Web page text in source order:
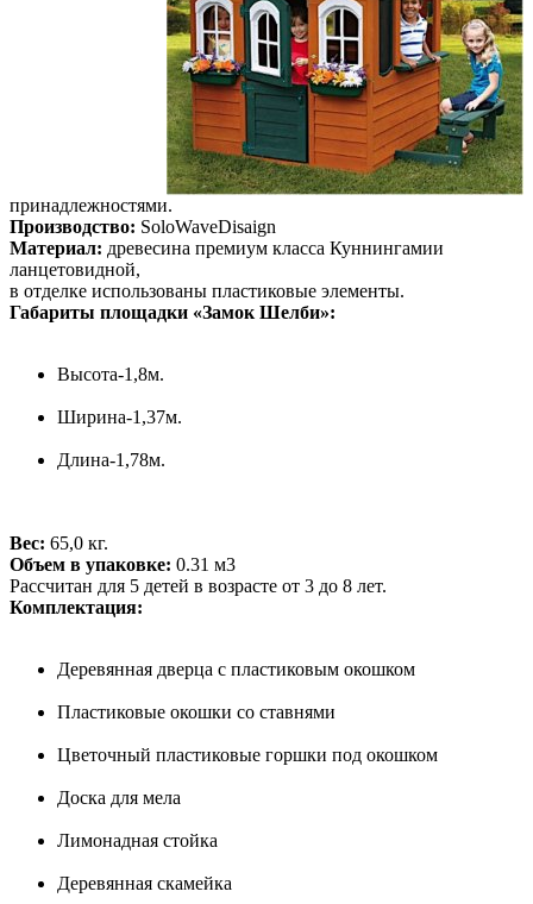
принадлежностями.
Производство: SoloWaveDisaign
Материал: древесина премиум класса Куннингамии
ланцетовидной,
в отделке использованы пластиковые элементы.
Габариты площадки «Замок Шелби»:
Высота-1,8м.
Ширина-1,37м.
Длина-1,78м.
Вес: 65,0 кг.
Объем в упаковке: 0.31 м3
Рассчитан для 5 детей в возрасте от 3 до 8 лет.
Комплектация:
Деревянная дверца с пластиковым окошком
Пластиковые окошки со ставнями
Цветочный пластиковые горшки под окошком
Доска для мела
Лимонадная стойка
Деревянная скамейка